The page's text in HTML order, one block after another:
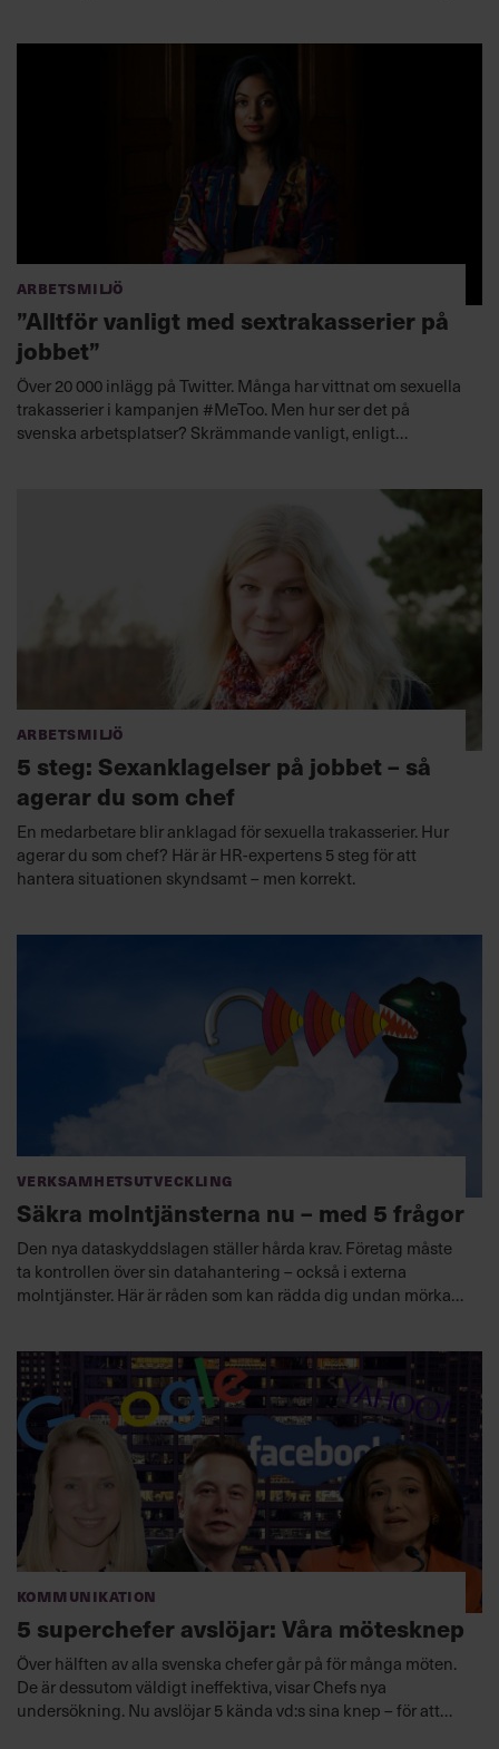
Arbetsmiljö
”Alltför vanligt med sextrakasserier på
jobbet”
Över 20 000 inlägg på Twitter. Många har vittnat om sexuella
trakasserier i kampanjen #MeToo. Men hur ser det på
svenska arbetsplatser? Skrämmande vanligt, enligt
Arbetsmiljö
5 steg: Sexanklagelser på jobbet – så
agerar du som chef
En medarbetare blir anklagad för sexuella trakasserier. Hur
agerar du som chef? Här är HR-expertens 5 steg för att
hantera situationen skyndsamt – men korrekt.
Verksamhetsutveckling
Säkra molntjänsterna nu – med 5 frågor
Den nya dataskyddslagen ställer hårda krav. Företag måste
ta kontrollen över sin datahantering – också i externa
molntjänster. Här är råden som kan rädda dig undan mörka
Kommunikation
5 superchefer avslöjar: Våra mötesknep
Över hälften av alla svenska chefer går på för många möten.
De är dessutom väldigt ineffektiva, visar Chefs nya
undersökning. Nu avslöjar 5 kända vd:s sina knep – för att